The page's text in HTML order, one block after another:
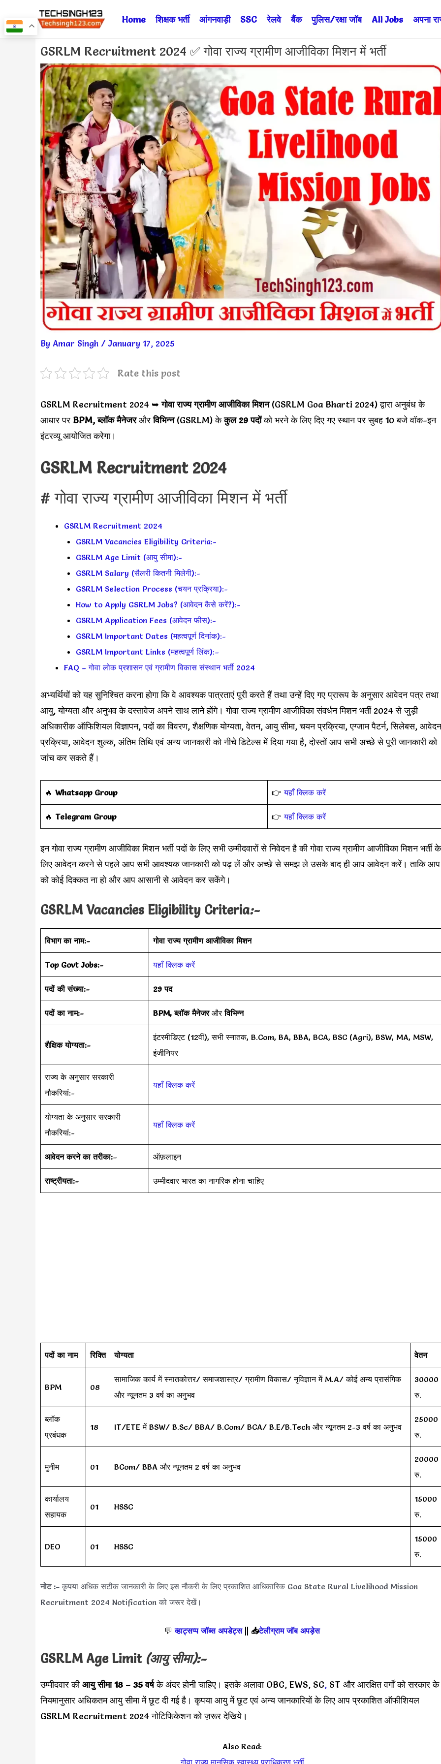
to
Home शिक्षक भर्ती आंगनवाड़ी SSC रेलवे बैंक पुलिस/रक्षा जॉब All Jobs अपना
GSRLM Recruitment 2024 ✅ गोवा राज्य ग्रामीण आजीविका मिशन में भर्ती
By Amar Singh / January 17, 2025
Rate this post
GSRLM Recruitment 2024 ➥गोवा राज्य ग्रामीण आजीविका मिशन(GSRLM Goa Bharti 2024) द्वारा अनुबंध के
आधार पर BPM, ब्लॉक मैनेजरऔरविभिन्न(GSRLM) केकुल 29 पदोंको भरने के लिए दिए गए स्थान पर सुबह 10 बजे वॉक-इन
इंटरव्यू आयोजित करेगा।
GSRLM Recruitment 2024
# गोवा राज्य ग्रामीण आजीविका मिशन में भर्ती
GSRLM Recruitment 2024
GSRLM Vacancies Eligibility Criteria:-
GSRLM Age Limit (आयु सीमा):-
GSRLM Salary (सैलरी कितनी मिलेगी):-
GSRLM Selection Process (चयन प्रक्रिया):-
How to Apply GSRLM Jobs? (आवेदन कैसे करें?):-
GSRLM Application Fees (आवेदन फीस):-
GSRLM Important Dates (महत्वपूर्ण दिनांक):-
GSRLM Important Links (महत्वपूर्ण लिंक):–
FAQ – गोवा लोक प्रशासन एवं ग्रामीण विकास संस्थान भर्ती 2024
अभ्यर्थियों को यह सुनिश्चित करना होगा कि वे आवश्यक पात्रताएं पूरी करते हैं तथा उन्हें दिए गए प्रारूप के अनुसार आवेदन पत्र तथा
आयु, योग्यता और अनुभव के दस्तावेज अपने साथ लाने होंगे। गोवा राज्य ग्रामीण आजीविका संवर्धन मिशन भर्ती 2024 से जुड़ी
अधिकारीक ऑफिशियल विज्ञापन, पदों का विवरण, शैक्षणिक योग्यता, वेतन, आयु सीमा, चयन प्रक्रिया, एग्जाम पैटर्न, सिलेबस, आवेदन
प्रक्रिया, आवेदन शुल्क, अंतिम तिथि एवं अन्य जानकारी को नीचे डिटेल्स में दिया गया है, दोस्तों आप सभी अच्छे से पूरी जानकारी को
जांच कर सकते हैं।
‎️‍🔥 Whatsapp Group 👉यहाँ क्लिक करें
‎️‍🔥 Telegram Group 👉यहाँ क्लिक करें
इन गोवा राज्य ग्रामीण आजीविका मिशन भर्ती पदों के लिए सभी उम्मीदवारों से निवेदन है की गोवा राज्य ग्रामीण आजीविका मिशन भर्ती के
लिए आवेदन करने से पहले आप सभी आवश्यक जानकारी को पढ़ लें और अच्छे से समझ ले उसके बाद ही आप आवेदन करें। ताकि आप
को कोई दिक्कत ना हो और आप आसानी से आवेदन कर सकेंगे।
GSRLM Vacancies Eligibility Criteria:-
विभाग का नाम:- गोवा राज्य ग्रामीण आजीविका मिशन
Top Govt Jobs:- यहाँ क्लिक करें
पदों की संख्या:- 29 पद
पदों का नाम:- BPM, ब्लॉक मैनेजरऔरविभिन्न
शैक्षिक योग्यता:-
इंटरमीडिएट (12वीं), सभी स्नातक, B.Com, BA, BBA, BCA, BSC (Agri), BSW, MA, MSW,
इंजीनियर
राज्य के अनुसार सरकारी
नौकरियां:-
यहाँ क्लिक करें
योग्यता के अनुसार सरकारी
नौकरियां:-
यहाँ क्लिक करें
आवेदन करने का तरीका:– ऑफ़लाइन
राष्ट्रीयता:- उम्मीदवार भारत का नागरिक होना चाहिए
पदों का नाम रिक्ति योग्यता वेतन
BPM 08
सामाजिक कार्य में स्नातकोत्तर/ समाजशास्त्र/ ग्रामीण विकास/ नृविज्ञान में M.A/ कोई अन्य प्रासंगिक
और न्यूनतम 3 वर्ष का अनुभव
30000
रु.
ब्लॉक
प्रबंधक
18 IT/ETE में BSW/ B.Sc/ BBA/ B.Com/ BCA/ B.E/B.Tech और न्यूनतम 2-3 वर्ष का अनुभव
25000
रु.
मुनीम 01 BCom/ BBA और न्यूनतम 2 वर्ष का अनुभव
20000
रु.
कार्यालय
सहायक
01 HSSC
15000
रु.
DEO 01 HSSC
15000
रु.
नोट :- कृपया अधिक सटीक जानकारी के लिए इस नौकरी के लिए प्रकाशित आधिकारिक Goa State Rural Livelihood Mission
Recruitment 2024 Notification को जरूर देखें।
💬 व्हाट्सप्प जॉब्स अपडेट्स|| 📥टेलीग्राम जॉब अपड़ेस
GSRLM Age Limit (आयु सीमा):-
उम्मीदवार कीआयु सीमा 18 – 35 वर्षके अंदर होनी चाहिए। इसके अलावा OBC, EWS, SC, ST और आरक्षित वर्गों को सरकार के
नियमानुसार अधिकतम आयु सीमा में छूट दी गई है। कृपया आयु में छूट एवं अन्य जानकारियों के लिए आप प्रकाशित ऑफीशियल
GSRLM Recruitment 2024 नोटिफिकेशन को ज़रूर देखिये।
Also Read:
गोवा राज्य मानसिक स्वास्थ्य प्राधिकरण भर्ती
Post
navigation